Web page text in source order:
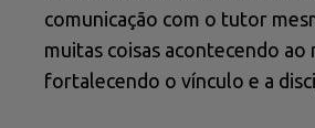
comunicação com o tutor
muitas coisas acontecendo ao
fortalecendo o vínculo e a